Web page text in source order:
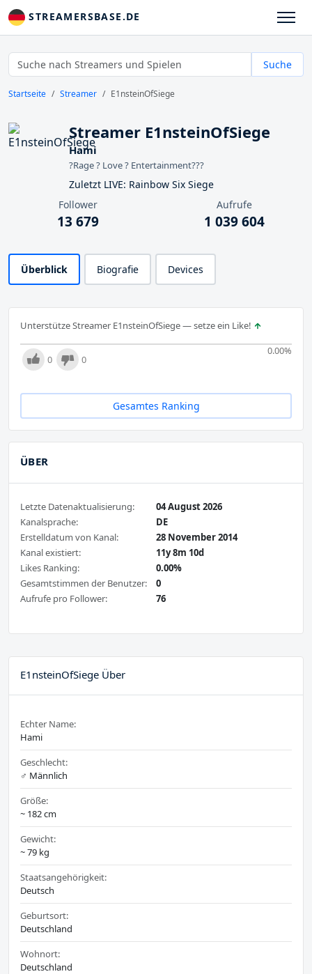
STREAMERSBASE.DE
Suche
Startseite Streamer E1nsteinOfSiege
Streamer E1nsteinOfSiege
Hami
?Rage ? Love ? Entertainment???
Zuletzt LIVE: Rainbow Six Siege
Follower
13 679
Aufrufe
1 039 604
Überblick Biografie Devices
Unterstütze Streamer E1nsteinOfSiege — setze ein Like!
0.00%
0 0
Gesamtes Ranking
ÜBER
Letzte Datenaktualisierung:
04 August 2026
Kanalsprache:
DE
Erstelldatum von Kanal:
28 November 2014
Kanal existiert:
11y 8m 10d
Likes Ranking:
0.00%
Gesamtstimmen der Benutzer:
0
Aufrufe pro Follower:
76
E1nsteinOfSiege Über
Echter Name:
Hami
Geschlecht:
♂️ Männlich
Größe:
~ 182 cm
Gewicht:
~ 79 kg
Staatsangehörigkeit:
Deutsch
Geburtsort:
Deutschland
Wohnort:
Deutschland